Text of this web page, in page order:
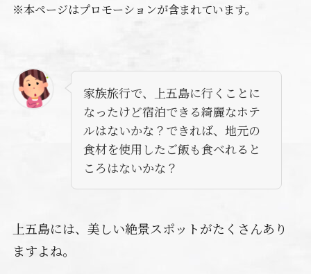
※本ページはプロモーションが含まれています。
家族旅行で、上五島に行くことに
なったけど宿泊できる綺麗なホテ
ルはないかな？できれば、地元の
食材を使用したご飯も食べれると
ころはないかな？
上五島には、美しい絶景スポットがたくさんあり
ますよね。